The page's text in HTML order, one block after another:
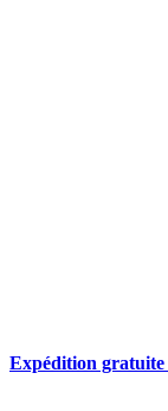
Expédition gratuite